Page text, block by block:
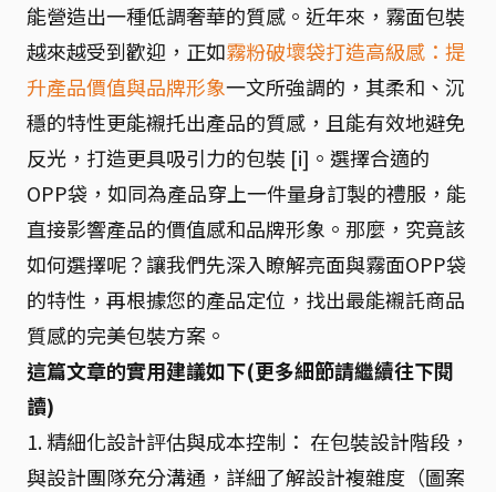
能營造出一種低調奢華的質感。近年來，霧面包裝
越來越受到歡迎，正如霧粉破壞袋打造高級感：提
升產品價值與品牌形象一文所強調的，其柔和、沉
穩的特性更能襯托出產品的質感，且能有效地避免
反光，打造更具吸引力的包裝 [i]。選擇合適的
OPP袋，如同為產品穿上一件量身訂製的禮服，能
直接影響產品的價值感和品牌形象。那麼，究竟該
如何選擇呢？讓我們先深入瞭解亮面與霧面OPP袋
的特性，再根據您的產品定位，找出最能襯託商品
質感的完美包裝方案。
這篇文章的實用建議如下(更多細節請繼續往下閱
讀)
1. 精細化設計評估與成本控制： 在包裝設計階段，
與設計團隊充分溝通，詳細了解設計複雜度（圖案